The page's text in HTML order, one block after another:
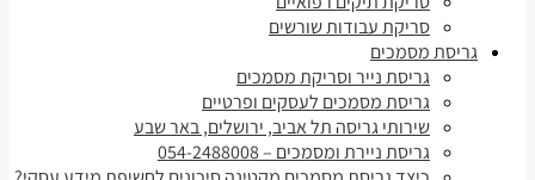
סריקת עבודות שורשים
גריסת מסמכים
גריסת נייר וסריקת מסמכים
גריסת מסמכים לעסקים ופרטיים
שירותי גריסה תל אביב, ירושלים, באר שבע
גריסת ניירת ומסמכים – 054-2488008